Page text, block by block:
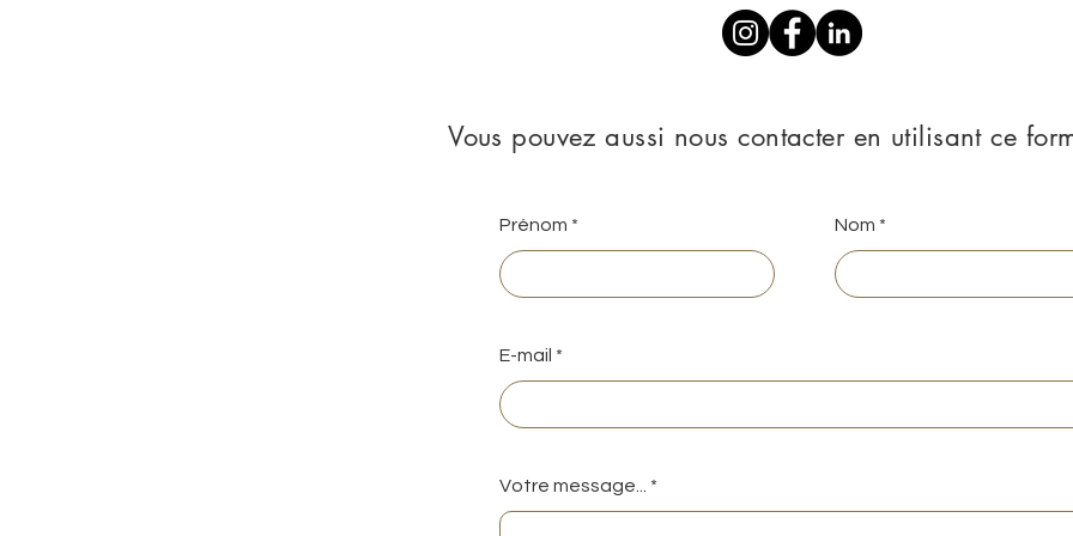
Vous pouvez aussi nous contacter en utilisant ce
Prénom Nom
E-mail
Votre message...